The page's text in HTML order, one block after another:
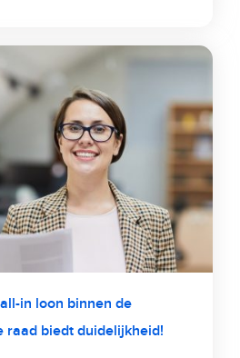
in loon binnen de
raad biedt duidelijkheid!